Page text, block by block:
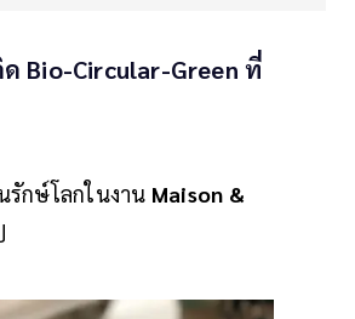
Bio-Circular-Green ที่
รักษ์โลกในงาน Maison &